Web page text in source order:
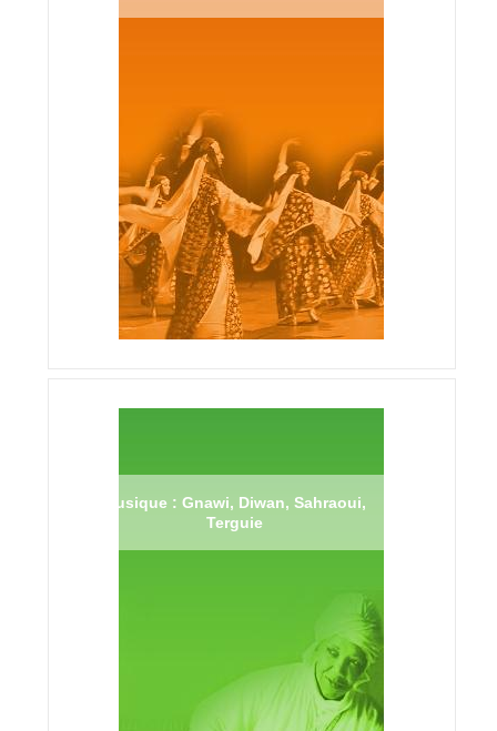
Musique : Gnawi, Diwan, Sahraoui,
Terguie